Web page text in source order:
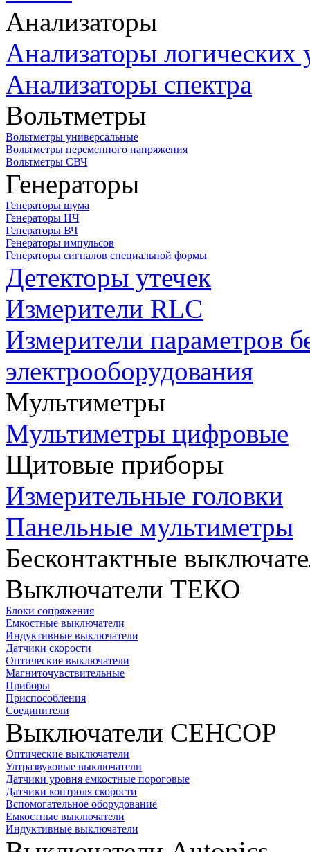
Анализаторы
Анализаторы логических
Анализаторы спектра
Вольтметры
Вольтметры универсальные
Вольтметры переменного напряжения
Вольтметры СВЧ
Генераторы
Генераторы шума
Генераторы НЧ
Генераторы ВЧ
Генераторы импульсов
Генераторы сигналов специальной формы
Детекторы утечек
Измерители RLC
Измерители параметров
электрооборудования
Мультиметры
Мультиметры цифровые
Щитовые приборы
Измерительные головки
Панельные мультиметры
Бесконтактные
Выключатели ТЕКО
Блоки сопряжения
Емкостные выключатели
Индуктивные выключатели
Датчики скорости
Оптические выключатели
Магниточувствительные
Приборы
Приспособления
Соединители
Выключатели СЕНСОР
Оптические выключатели
Ултразвуковые выключатели
Датчики уровня емкостные пороговые
Датчики контроля скорости
Вспомогательное оборудование
Емкостные выключатели
Индуктивные выключатели